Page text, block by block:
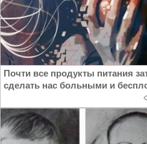
Почти все продукты питания
сделать нас больными и